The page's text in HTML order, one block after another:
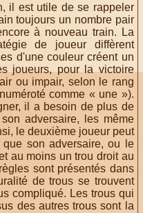
il est utile de se rappeler
toujours un nombre pair
à nouveau train.
La
de joueur diffèrent
d'une couleur créent un
joueurs, pour la victoire
ou impair, selon le rang
comme « une »).
il a besoin de plus de
adversaire, les même
le deuxième joueur peut
son adversaire, ou le
au moins un trou droit au
sont présentés dans
de trous se trouvent
compliqué. Les trous qui
des autres trous sont la